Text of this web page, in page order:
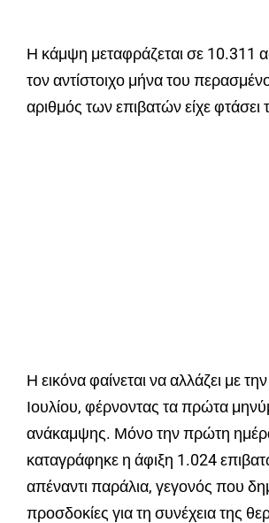
Η κάμψη μεταφράζεται σε 10.311
τον αντίστοιχο μήνα του
αριθμός των επιβατών είχε
Η εικόνα φαίνεται να αλλάζει με
Ιουλίου, φέρνοντας τα πρώτα
ανάκαμψης. Μόνο την πρώτη
καταγράφηκε η άφιξη 1.024
απέναντι παράλια, γεγονός που
προσδοκίες για τη συνέχεια της